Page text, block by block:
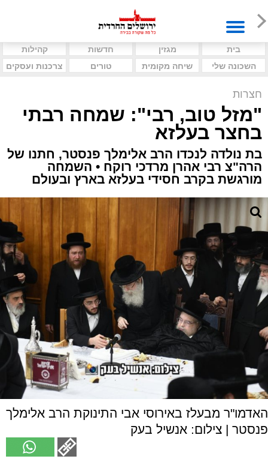
בית מגזין חדשות
קהילות
השכונה שלי
שיחה מקומית טורים צרכנות ועסקים
חצרות
"מזל טוב, רבי": שמחה רבתי
בחצר בעלזא
בת נולדה לנכדו הרב אלימלך פנסטר, חתנו של
הרה"צ רבי אהרן מרדכי רוקח • השמחה
מורגשת בקרב חסידי בעלזא בארץ ובעולם
האדמו"ר מבעלז באירוסי אבי התינוקת הרב אלימלך
פנסטר | צילום: אנשיל בעק